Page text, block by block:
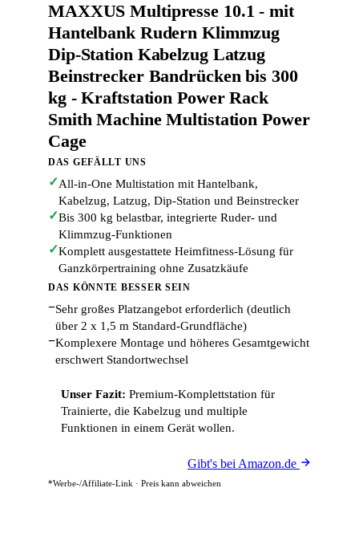
MAXXUS Multipresse 10.1 - mit
Hantelbank Rudern Klimmzug
Dip-Station Kabelzug Latzug
Beinstrecker Bandrücken bis 300
kg - Kraftstation Power Rack
Smith Machine Multistation Power
Cage
DAS GEFÄLLT UNS
✓All-in-One Multistation mit Hantelbank,
Kabelzug, Latzug, Dip-Station und Beinstrecker
✓Bis 300 kg belastbar, integrierte Ruder- und
Klimmzug-Funktionen
✓Komplett ausgestattete Heimfitness-Lösung für
Ganzkörpertraining ohne Zusatzkäufe
DAS KÖNNTE BESSER SEIN
−Sehr großes Platzangebot erforderlich (deutlich
über 2 x 1,5 m Standard-Grundfläche)
−Komplexere Montage und höheres Gesamtgewicht
erschwert Standortwechsel
Unser Fazit: Premium-Komplettstation für
Trainierte, die Kabelzug und multiple
Funktionen in einem Gerät wollen.
Gibt's bei Amazon.de
*Werbe-/Affiliate-Link · Preis kann abweichen